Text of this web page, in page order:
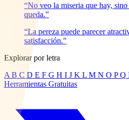
“No veo la miseria que hay,
queda.”
“La pereza puede parecer
satisfacción.”
Explorar por letra
A B C D E F G H I J K L M N O P Q
Herramientas Gratuitas